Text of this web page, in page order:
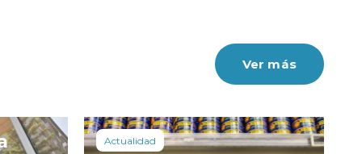
Ver más
Actualidad